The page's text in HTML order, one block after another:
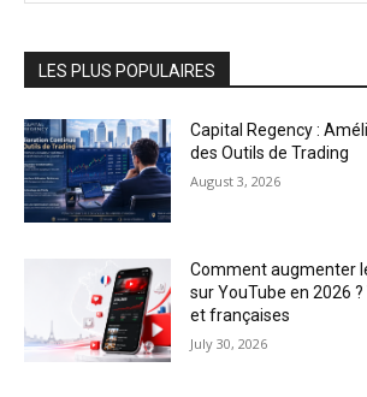
LES PLUS POPULAIRES
Capital Regency :
des Outils de Trading
August 3, 2026
Comment augmenter
sur YouTube en 2026
et françaises
July 30, 2026